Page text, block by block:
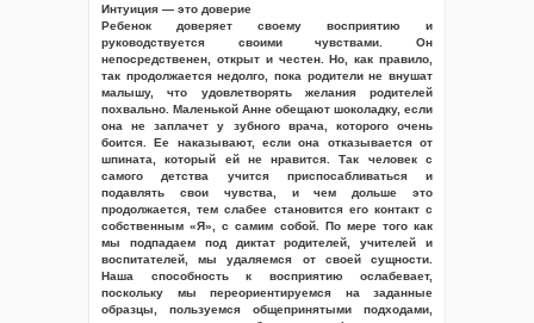
Интуиция — это доверие
Ребенок доверяет своему восприятию и
руководствуется своими чувствами. Он
непосредственен, открыт и честен. Но, как правило,
так продолжается недолго, пока родители не внушат
малышу, что удовлетворять желания родителей
похвально. Маленькой Анне обещают шоколадку, если
она не заплачет у зубного врача, которого очень
боится. Ее наказывают, если она отказывается от
шпината, который ей не нравится. Так человек с
самого детства учится приспосабливаться и
подавлять свои чувства, и чем дольше это
продолжается, тем слабее становится его контакт с
собственным «Я», с самим собой. По мере того как
мы подпадаем под диктат родителей, учителей и
воспитателей, мы удаляемся от своей сущности.
Наша способность к восприятию ослабевает,
поскольку мы переориентируемся на заданные
образцы, пользуемся общепринятыми подходами,